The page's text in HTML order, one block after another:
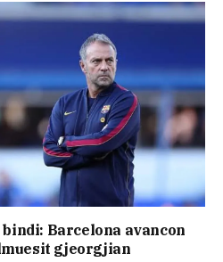
Barcelona avancon
gjeorgjian